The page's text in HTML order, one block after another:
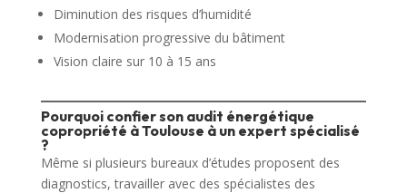
Diminution des risques d’humidité
Modernisation progressive du bâtiment
Vision claire sur 10 à 15 ans
Pourquoi confier son audit énergétique
copropriété à Toulouse à un expert spécialisé
?
Même si plusieurs bureaux d’études proposent des
diagnostics, travailler avec des spécialistes des